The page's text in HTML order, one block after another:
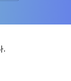
.